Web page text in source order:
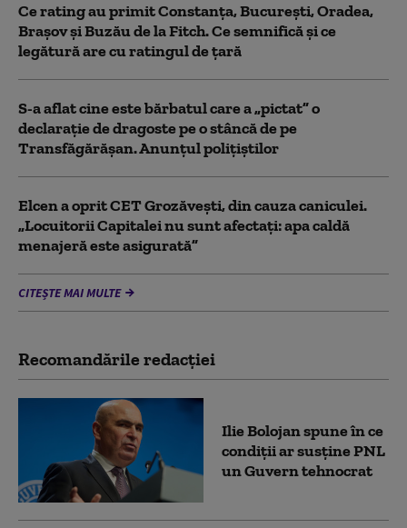
Ce rating au primit Constanța, București, Oradea,
Brașov și Buzău de la Fitch. Ce semnifică și ce
legătură are cu ratingul de țară
S-a aflat cine este bărbatul care a „pictat” o
declarație de dragoste pe o stâncă de pe
Transfăgărășan. Anunțul polițiștilor
Elcen a oprit CET Grozăveşti, din cauza caniculei.
„Locuitorii Capitalei nu sunt afectați: apa caldă
menajeră este asigurată”
CITEȘTE MAI MULTE
Recomandările redacţiei
Ilie Bolojan spune în ce
condiții ar susține PNL
un Guvern tehnocrat